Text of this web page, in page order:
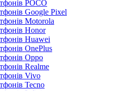
POCO
Google Pixel
Motorola
Honor
Huawei
OnePlus
Oppo
Realme
Vivo
Tecno